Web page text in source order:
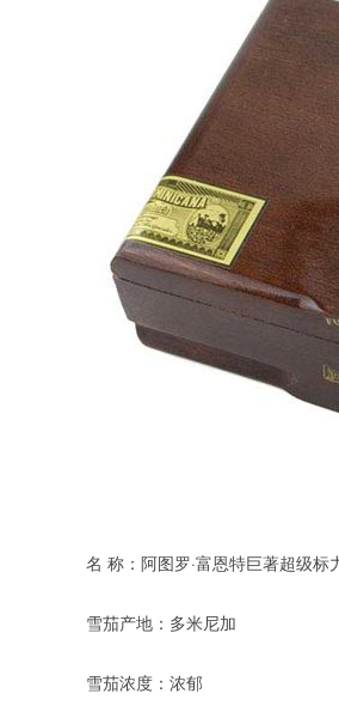
名 称：阿图罗·富恩特巨著超级
雪茄产地：多米尼加
雪茄浓度：浓郁